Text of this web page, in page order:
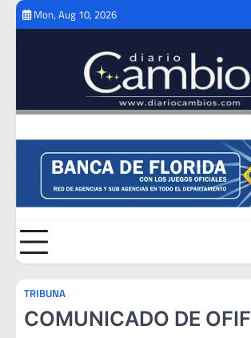
Skip
Mon, Aug 10, 2026
TRIBUNA
COMUNICADO DE OFIF